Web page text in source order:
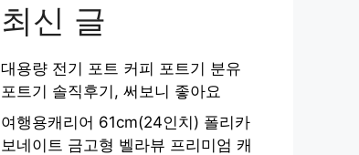
최신 글
대용량 전기 포트 커피 포트기 분유
포트기 솔직후기, 써보니 좋아요
여행용캐리어 61cm(24인치) 폴리카
보네이트 금고형 벨라뷰 프리미엄 캐